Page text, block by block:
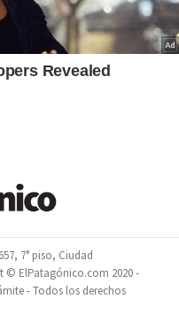
7° piso, Ciudad
© ElPatagónico.com 2020 -
- Todos los derechos